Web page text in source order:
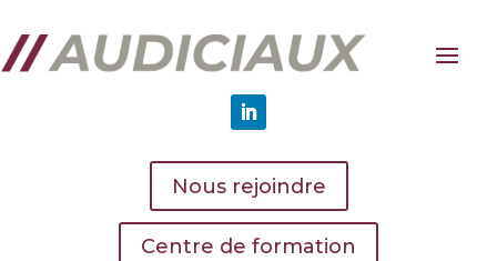
Nous rejoindre
Centre de formation